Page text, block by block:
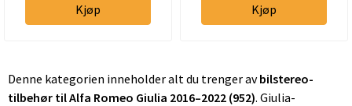
Kjøp Kjøp
Denne kategorien inneholder alt du trenger avbilstereo-
tilbehør til Alfa Romeo Giulia 2016–2022 (952). Giulia-